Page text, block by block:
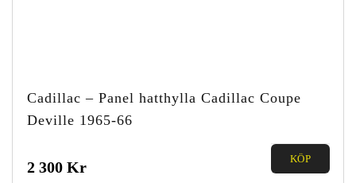
Cadillac – Panel hatthylla Cadillac Coupe
Deville 1965-66
0.00
2 300 Kr KÖP